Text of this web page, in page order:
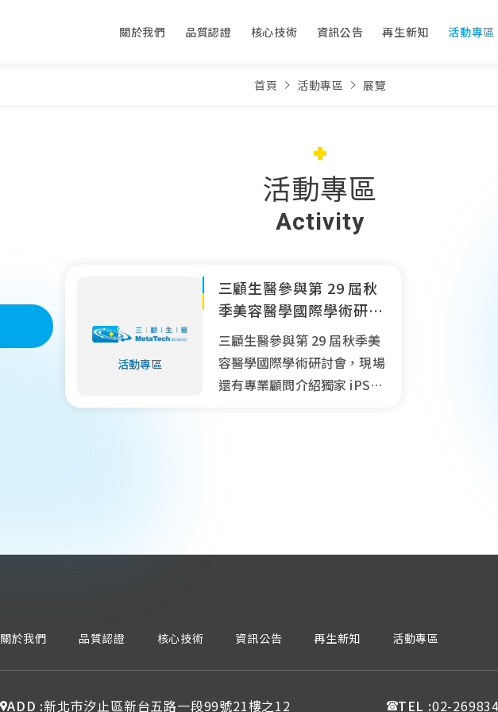
關於我們 品質認證 核心技術 資訊公告 再生新知 活動專區
首頁 活動專區 展覽
活動專區
Activity
三顧生醫參與第 29 屆秋
季美容醫學國際學術研討
會
三顧生醫參與第 29 屆秋季美
容醫學國際學術研討會，現場
還有專業顧問介紹獨家 iPSC
關於我們 品質認證 核心技術 資訊公告 再生新知 活動專區
ADD :新北市汐止區新台五路一段99號21樓之12 TEL :02-